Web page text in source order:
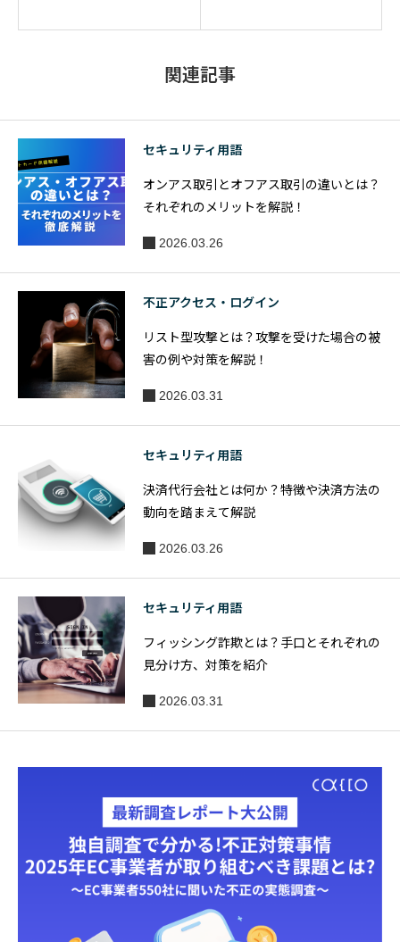
える今、
や対策
を。
関連記事
セキュリティ用語
オンアス取引とオフアス取引の違いとは？
それぞれのメリットを解説！
2026.03.26
不正アクセス・ログイン
リスト型攻撃とは？攻撃を受けた場合の被
害の例や対策を解説！
2026.03.31
セキュリティ用語
決済代行会社とは何か？特徴や決済方法の
動向を踏まえて解説
2026.03.26
セキュリティ用語
フィッシング詐欺とは？手口とそれぞれの
見分け方、対策を紹介
2026.03.31